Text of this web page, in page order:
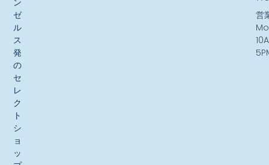
ゼ
ル
ス
発
の
セ
レ
ク
ト
シ
ョ
ッ
営